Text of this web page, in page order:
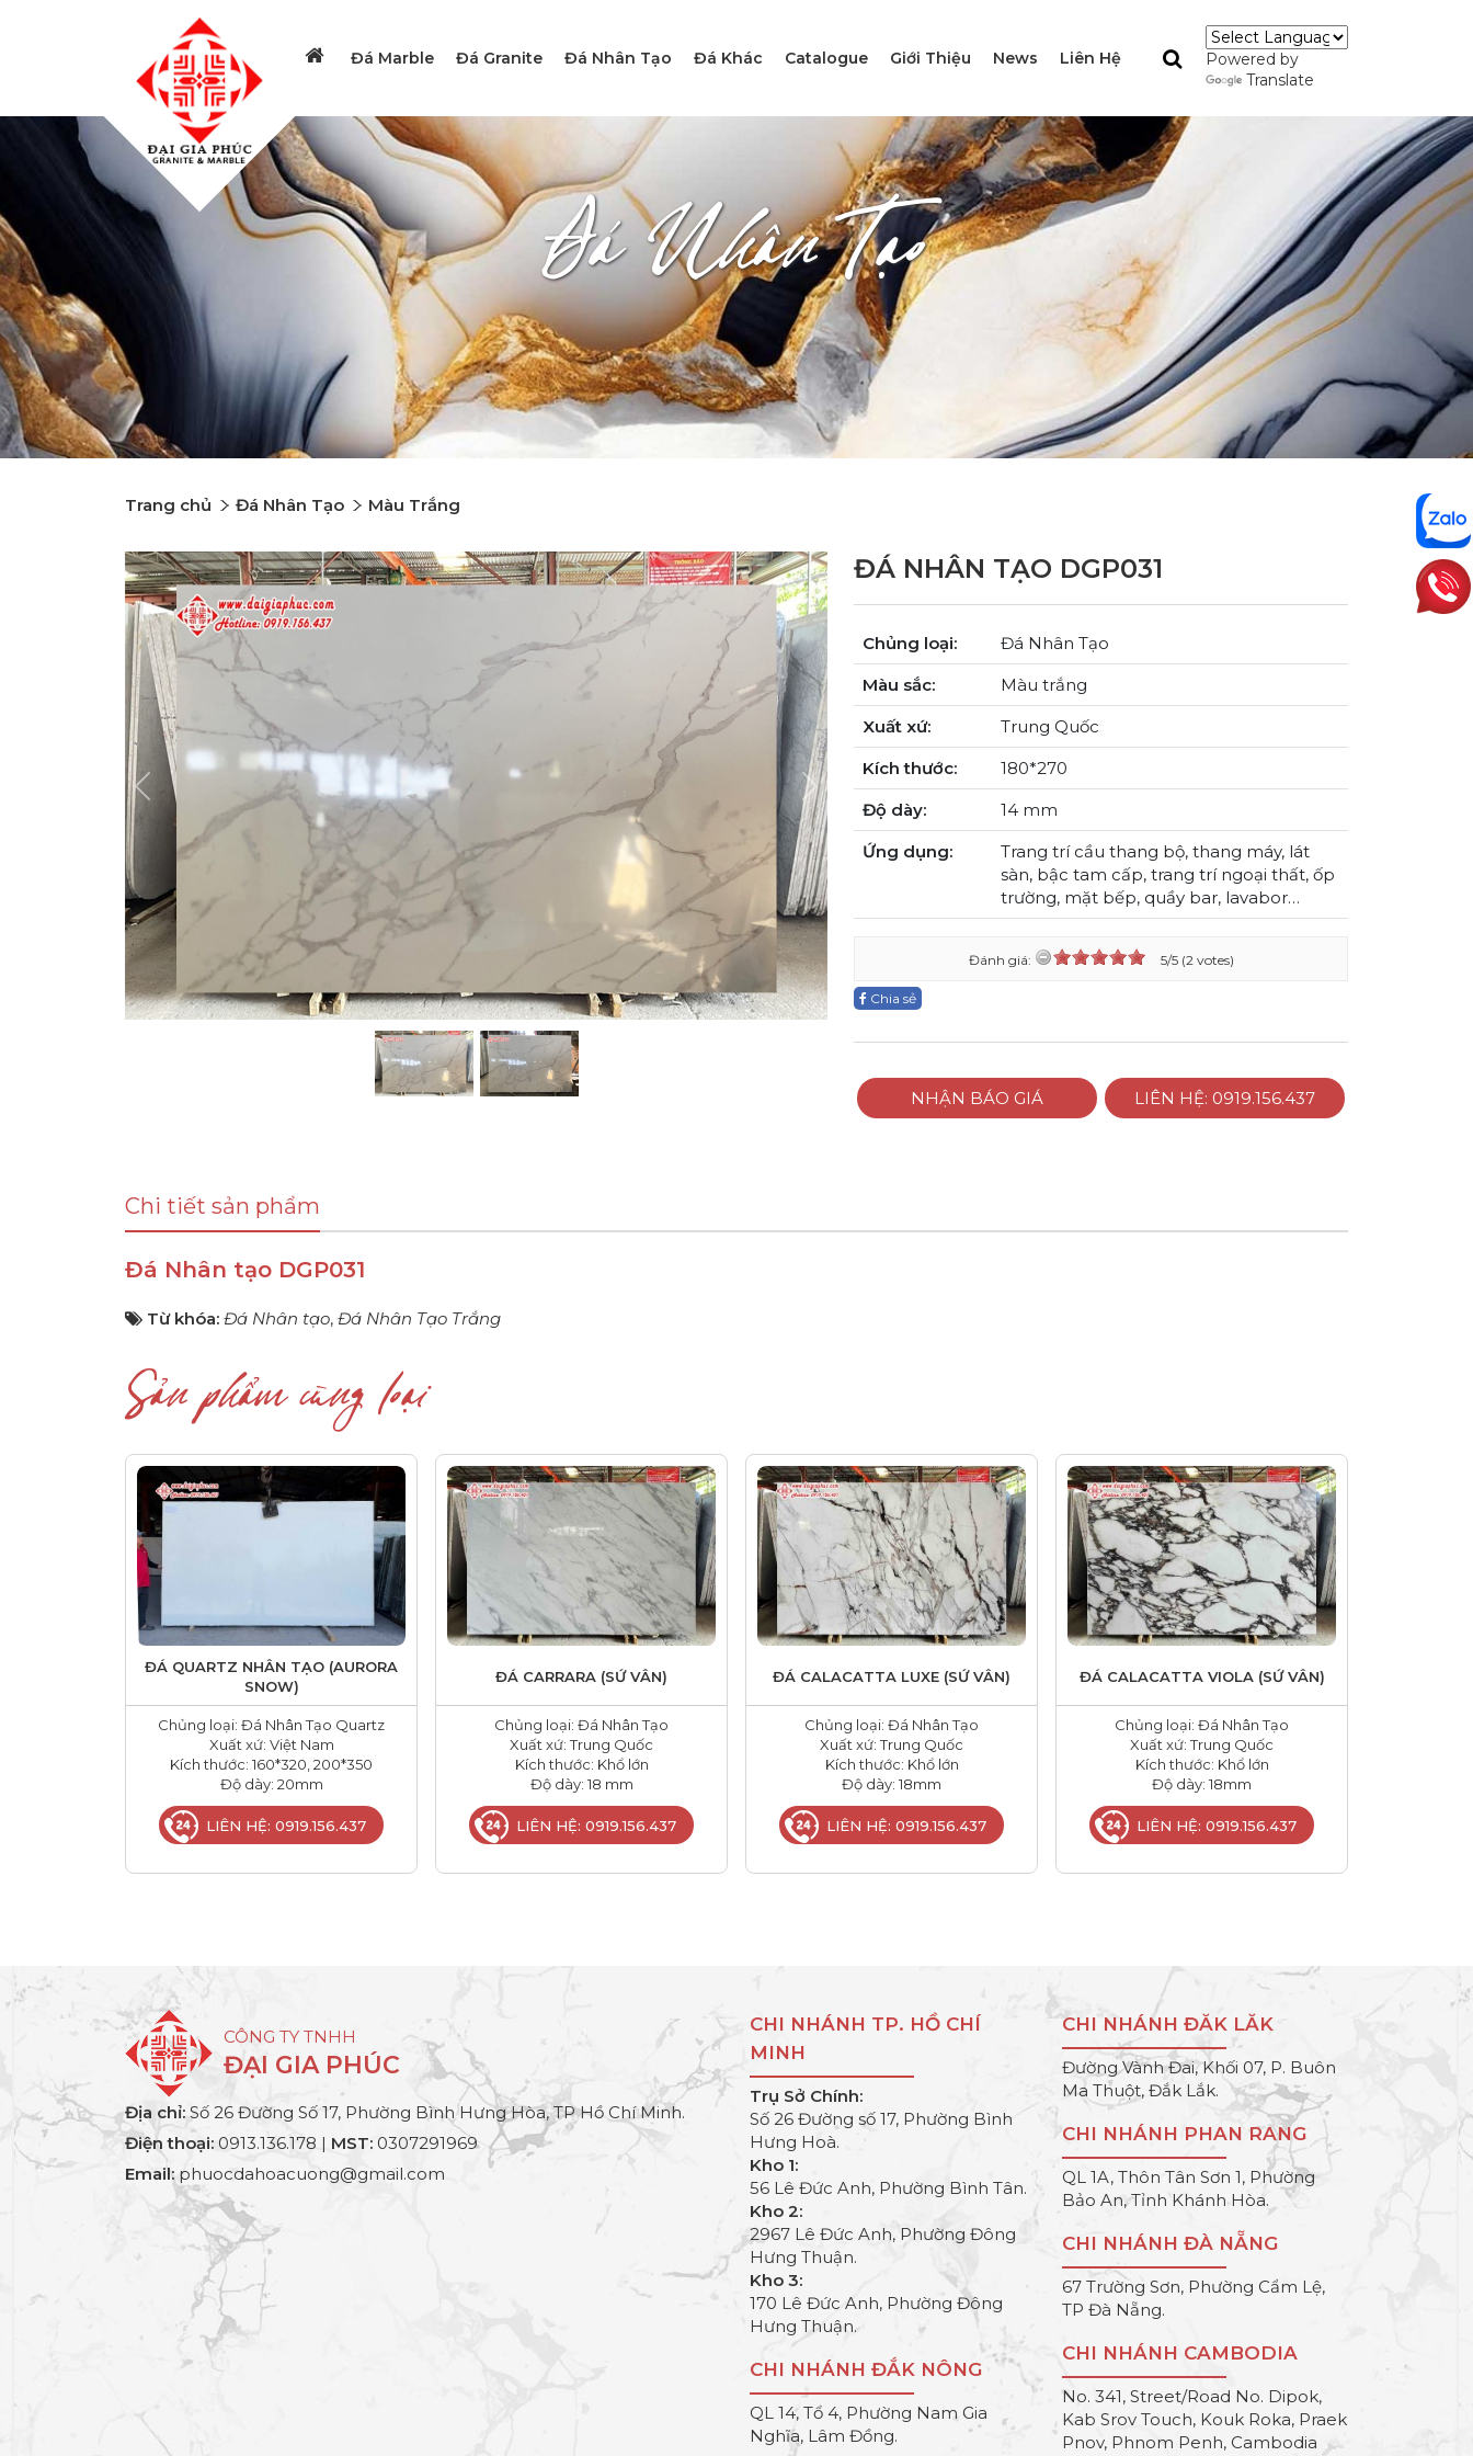
Đá Marble Đá Granite Đá Nhân Tạo Đá Khác Catalogue Giới Thiệu News Liên Hệ
Powered by
Translate
Đá Nhân Tạo
Trang chủ Đá Nhân Tạo Màu Trắng
Previous Next
ĐÁ NHÂN TẠO DGP031
Chủng loại:
Đá Nhân Tạo
Màu sắc:
Màu trắng
Xuất xứ:
Trung Quốc
Kích thước:
180*270
Độ dày:
14 mm
Ứng dụng:
Trang trí cầu thang bộ, thang máy, lát
sàn, bậc tam cấp, trang trí ngoại thất, ốp
trường, mặt bếp, quầy bar, lavabor…
Đánh giá: 5/5 (2 votes)
Chia sẻ
NHẬN BÁO GIÁ LIÊN HỆ: 0919.156.437
Chi tiết sản phẩm
Đá Nhân tạo DGP031
Từ khóa: Đá Nhân tạo, Đá Nhân Tạo Trắng
Sản phẩm cùng loại
ĐÁ QUARTZ NHÂN TẠO (AURORA
SNOW)
Chủng loại: Đá Nhân Tạo Quartz
Xuất xứ: Việt Nam
Kích thước: 160*320, 200*350
Độ dày: 20mm
LIÊN HỆ: 0919.156.437
ĐÁ CARRARA (SỨ VÂN)
Chủng loại: Đá Nhân Tạo
Xuất xứ: Trung Quốc
Kích thước: Khổ lớn
Độ dày: 18 mm
LIÊN HỆ: 0919.156.437
ĐÁ CALACATTA LUXE (SỨ VÂN)
Chủng loại: Đá Nhân Tạo
Xuất xứ: Trung Quốc
Kích thước: Khổ lớn
Độ dày: 18mm
LIÊN HỆ: 0919.156.437
ĐÁ CALACATTA VIOLA (SỨ VÂN)
Chủng loại: Đá Nhân Tạo
Xuất xứ: Trung Quốc
Kích thước: Khổ lớn
Độ dày: 18mm
LIÊN HỆ: 0919.156.437
CÔNG TY TNHH
ĐẠI GIA PHÚC
Địa chỉ: Số 26 Đường Số 17, Phường Bình Hưng Hòa, TP Hồ Chí Minh.
Điện thoại: 0913.136.178 | MST: 0307291969
Email: phuocdahoacuong@gmail.com
CHI NHÁNH TP. HỒ CHÍ
MINH
Trụ Sở Chính:
Số 26 Đường số 17, Phường Bình
Hưng Hoà.
Kho 1:
56 Lê Đức Anh, Phường Bình Tân.
Kho 2:
2967 Lê Đức Anh, Phường Đông
Hưng Thuận.
Kho 3:
170 Lê Đức Anh, Phường Đông
Hưng Thuận.
CHI NHÁNH ĐẮK NÔNG
QL 14, Tổ 4, Phường Nam Gia
Nghĩa, Lâm Đồng.
CHI NHÁNH ĐĂK LĂK
Đường Vành Đai, Khối 07, P. Buôn
Ma Thuột, Đắk Lắk.
CHI NHÁNH PHAN RANG
QL 1A, Thôn Tân Sơn 1, Phường
Bảo An, Tỉnh Khánh Hòa.
CHI NHÁNH ĐÀ NẴNG
67 Trường Sơn, Phường Cẩm Lệ,
TP Đà Nẵng.
CHI NHÁNH CAMBODIA
No. 341, Street/Road No. Dipok,
Kab Srov Touch, Kouk Roka, Praek
Pnov, Phnom Penh, Cambodia